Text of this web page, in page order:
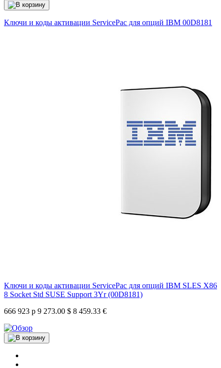
Ключи и коды активации ServicePac для опций IBM 00D8181
Ключи и коды активации ServicePac для опций IBM SLES X86
8 Socket Std SUSE Support 3Yr (00D8181)
666 923 р 9 273.00 $ 8 459.33 €